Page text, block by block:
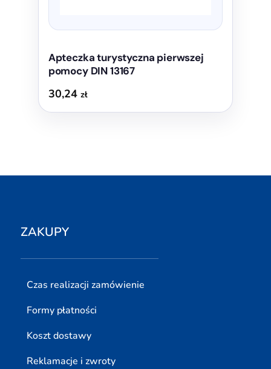
Apteczka turystyczna pierwszej
pomocy DIN 13167
30,24 zł
ZAKUPY
Czas realizacji zamówienie
Formy płatności
Koszt dostawy
Reklamacje i zwroty